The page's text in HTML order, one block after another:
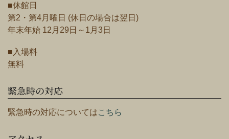
■休館日
第2・第4月曜日 (休日の場合は翌日)
年末年始 12月29日～1月3日
■入場料
無料
緊急時の対応
緊急時の対応についてはこちら